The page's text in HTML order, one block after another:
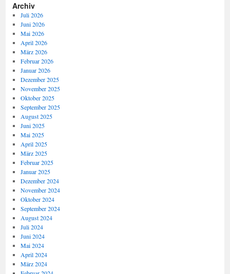
Archiv
Juli 2026
Juni 2026
Mai 2026
April 2026
März 2026
Februar 2026
Januar 2026
Dezember 2025
November 2025
Oktober 2025
September 2025
August 2025
Juni 2025
Mai 2025
April 2025
März 2025
Februar 2025
Januar 2025
Dezember 2024
November 2024
Oktober 2024
September 2024
August 2024
Juli 2024
Juni 2024
Mai 2024
April 2024
März 2024